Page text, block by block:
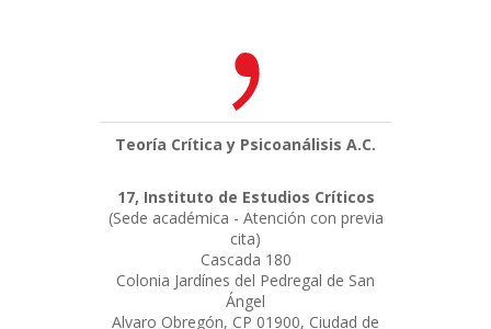
Teoría Crítica y Psicoanálisis A.C.
17, Instituto de Estudios Críticos
(Sede académica - Atención con previa
cita)
Cascada 180
Colonia Jardínes del Pedregal de San
Ángel
Alvaro Obregón, CP 01900, Ciudad de